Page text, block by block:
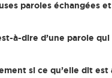
paroles échangées
à-dire d’une parole
si ce qu’elle dit